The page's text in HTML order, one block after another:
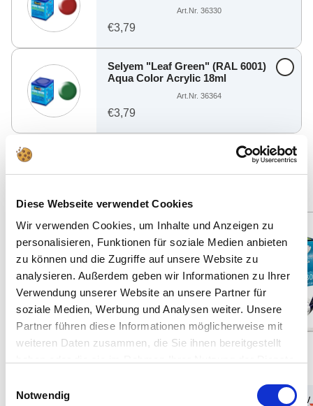
Diese Webseite verwendet Cookies
Wir verwenden Cookies, um Inhalte und Anzeigen zu
personalisieren, Funktionen für soziale Medien anbieten
zu können und die Zugriffe auf unsere Website zu
analysieren. Außerdem geben wir Informationen zu Ihrer
Verwendung unserer Website an unsere Partner für
soziale Medien, Werbung und Analysen weiter. Unsere
Partner führen diese Informationen möglicherweise mit
weiteren Daten zusammen, die Sie ihnen bereitgestellt
Notwendig
Art.Nr. 36330
€3,79
Selyem "Leaf Green" (RAL 6001)
Aqua Color Acrylic 18ml
Art.Nr. 36364
€3,79
Keressen más megfelelő ajánlatokat
Spare: 18%
63 Teile
Spare: 2%
108 Teile